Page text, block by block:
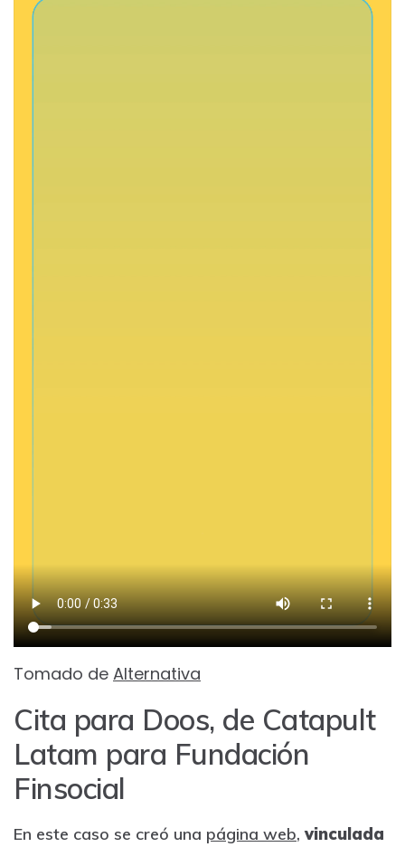
Tomado de Alternativa
Cita para Doos, de Catapult
Latam para Fundación
Finsocial
En este caso se creó una página web,vinculada